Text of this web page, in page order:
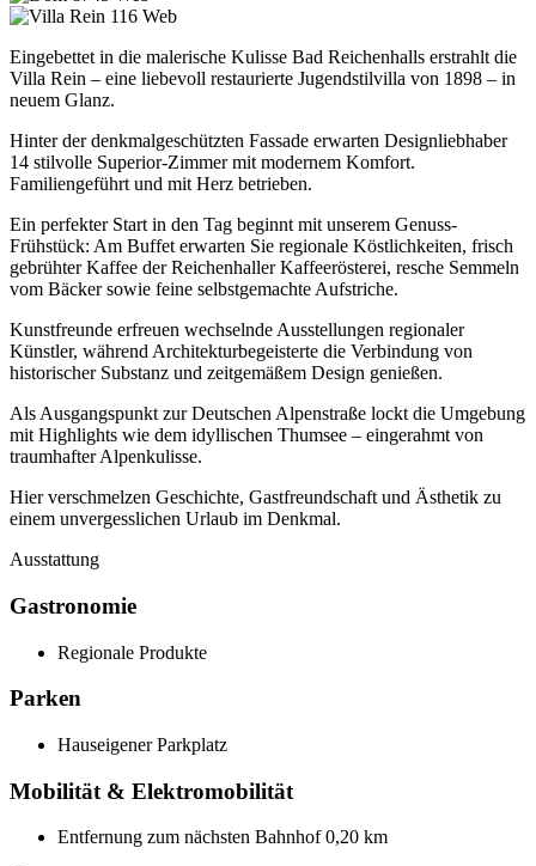
Eingebettet in die malerische Kulisse Bad Reichenhalls erstrahlt die
Villa Rein – eine liebevoll restaurierte Jugendstilvilla von 1898 – in
neuem Glanz.
Hinter der denkmalgeschützten Fassade erwarten Designliebhaber
14 stilvolle Superior-Zimmer mit modernem Komfort.
Familiengeführt und mit Herz betrieben.
Ein perfekter Start in den Tag beginnt mit unserem Genuss-
Frühstück: Am Buffet erwarten Sie regionale Köstlichkeiten, frisch
gebrühter Kaffee der Reichenhaller Kaffeerösterei, resche Semmeln
vom Bäcker sowie feine selbstgemachte Aufstriche.
Kunstfreunde erfreuen wechselnde Ausstellungen regionaler
Künstler, während Architekturbegeisterte die Verbindung von
historischer Substanz und zeitgemäßem Design genießen.
Als Ausgangspunkt zur Deutschen Alpenstraße lockt die Umgebung
mit Highlights wie dem idyllischen Thumsee – eingerahmt von
traumhafter Alpenkulisse.
Hier verschmelzen Geschichte, Gastfreundschaft und Ästhetik zu
einem unvergesslichen Urlaub im Denkmal.
Ausstattung
Gastronomie
Regionale Produkte
Parken
Hauseigener Parkplatz
Mobilität & Elektromobilität
Entfernung zum nächsten Bahnhof 0,20 km